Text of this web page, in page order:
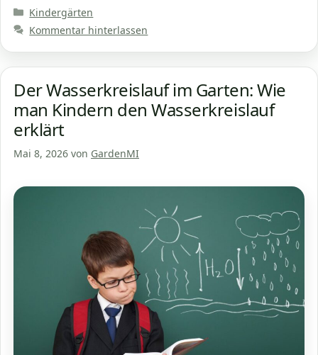
Kategorien
Kindergärten
Kommentar hinterlassen
Der Wasserkreislauf im Garten: Wie
man Kindern den Wasserkreislauf
erklärt
Mai 8, 2026 von GardenMI